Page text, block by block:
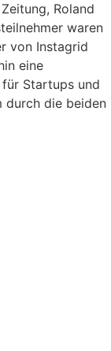
Roland
waren
von Instagrid
eine
Startups und
durch die beiden